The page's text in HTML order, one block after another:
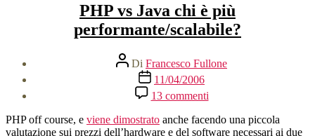
PHP vs Java chi è più
performante/scalabile?
Autore
articolo
Di Francesco Fullone
Data
dell'articolo
11/04/2006
13 commentisu
PHP
vs
Java
PHP off course, e viene dimostrato anche facendo una piccola
valutazione sui prezzi dell’hardware e del software necessari ai due